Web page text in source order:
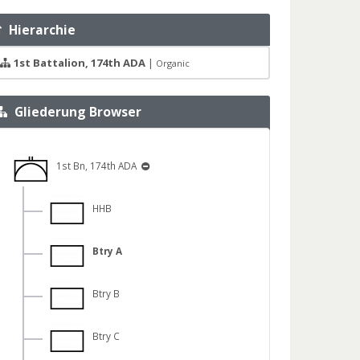
Hierarchie
1st Battalion, 174th ADA| Organic
Gliederung Browser
1st Bn, 174th ADA
HHB
Btry A
Btry B
Btry C